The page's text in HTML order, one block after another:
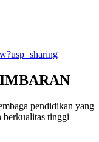
pendidikan yang
berkualitas tinggi